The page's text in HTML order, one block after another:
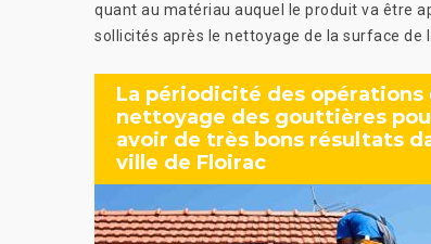
quant au matériau auquel le produit va être
sollicités après le nettoyage de la surface
La périodicité des opérations
nettoyage des gouttières
avoir de très bons résultats
ville de Floirac